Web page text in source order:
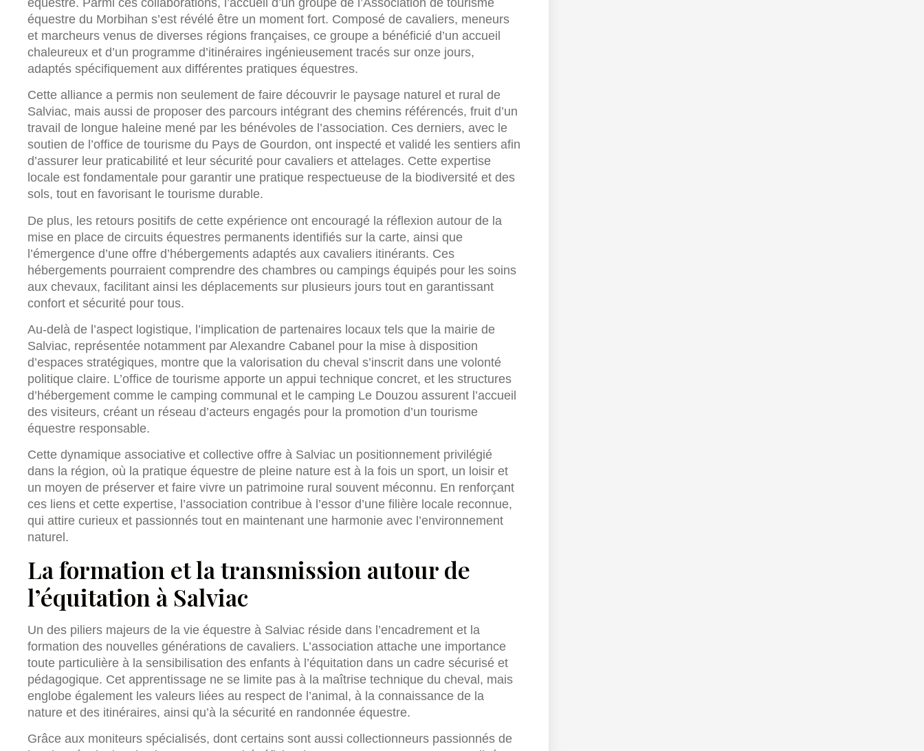
équestre du Morbihan s’est révélé être un moment fort. Composé de cavaliers, meneurs
et marcheurs venus de diverses régions françaises, ce groupe a bénéficié d’un accueil
chaleureux et d’un programme d’itinéraires ingénieusement tracés sur onze jours,
adaptés spécifiquement aux différentes pratiques équestres.
Cette alliance a permis non seulement de faire découvrir le paysage naturel et rural de
Salviac, mais aussi de proposer des parcours intégrant des chemins référencés, fruit d’un
travail de longue haleine mené par les bénévoles de l’association. Ces derniers, avec le
soutien de l’office de tourisme du Pays de Gourdon, ont inspecté et validé les sentiers afin
d’assurer leur praticabilité et leur sécurité pour cavaliers et attelages. Cette expertise
locale est fondamentale pour garantir une pratique respectueuse de la biodiversité et des
sols, tout en favorisant le tourisme durable.
De plus, les retours positifs de cette expérience ont encouragé la réflexion autour de la
mise en place de circuits équestres permanents identifiés sur la carte, ainsi que
l’émergence d’une offre d’hébergements adaptés aux cavaliers itinérants. Ces
hébergements pourraient comprendre des chambres ou campings équipés pour les soins
aux chevaux, facilitant ainsi les déplacements sur plusieurs jours tout en garantissant
confort et sécurité pour tous.
Au-delà de l’aspect logistique, l’implication de partenaires locaux tels que la mairie de
Salviac, représentée notamment par Alexandre Cabanel pour la mise à disposition
d’espaces stratégiques, montre que la valorisation du cheval s’inscrit dans une volonté
politique claire. L’office de tourisme apporte un appui technique concret, et les structures
d’hébergement comme le camping communal et le camping Le Douzou assurent l’accueil
des visiteurs, créant un réseau d’acteurs engagés pour la promotion d’un tourisme
équestre responsable.
Cette dynamique associative et collective offre à Salviac un positionnement privilégié
dans la région, où la pratique équestre de pleine nature est à la fois un sport, un loisir et
un moyen de préserver et faire vivre un patrimoine rural souvent méconnu. En renforçant
ces liens et cette expertise, l’association contribue à l’essor d’une filière locale reconnue,
qui attire curieux et passionnés tout en maintenant une harmonie avec l’environnement
naturel.
La formation et la transmission autour de
l’équitation à Salviac
Un des piliers majeurs de la vie équestre à Salviac réside dans l’encadrement et la
formation des nouvelles générations de cavaliers. L’association attache une importance
toute particulière à la sensibilisation des enfants à l’équitation dans un cadre sécurisé et
pédagogique. Cet apprentissage ne se limite pas à la maîtrise technique du cheval, mais
englobe également les valeurs liées au respect de l’animal, à la connaissance de la
nature et des itinéraires, ainsi qu’à la sécurité en randonnée équestre.
Grâce aux moniteurs spécialisés, dont certains sont aussi collectionneurs passionnés de